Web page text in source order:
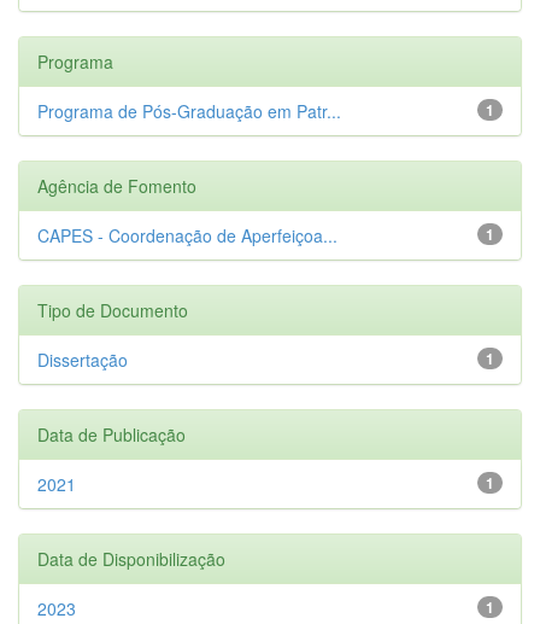
Programa
1
Programa de Pós-Graduação em Patr...
Agência de Fomento
1
CAPES - Coordenação de Aperfeiçoa...
Tipo de Documento
1
Dissertação
Data de Publicação
1
2021
Data de Disponibilização
1
2023